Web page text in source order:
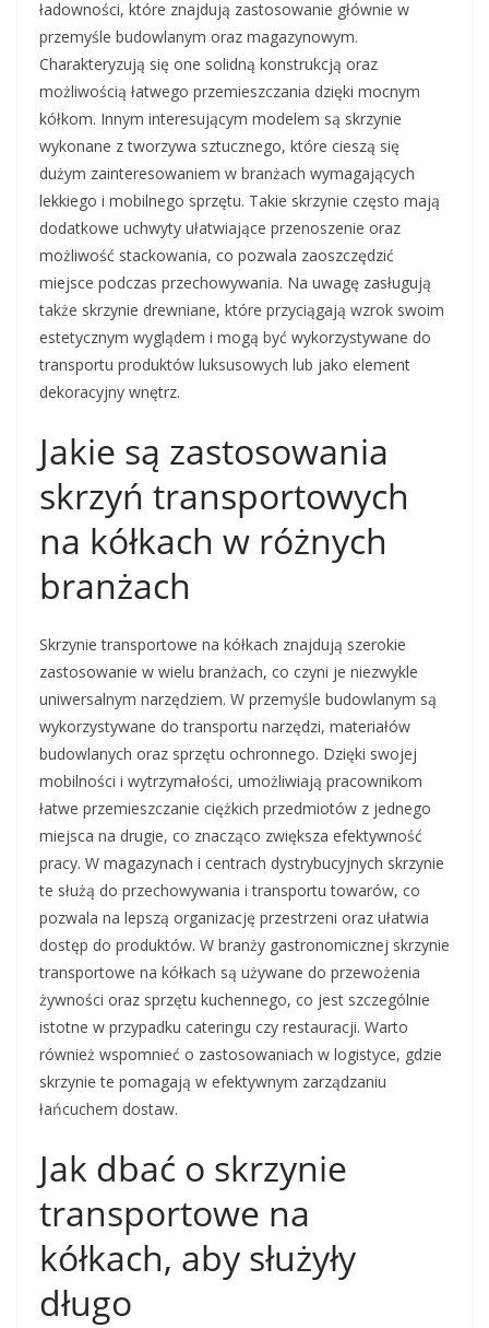
ładowności, które znajdują zastosowanie głównie w
przemyśle budowlanym oraz magazynowym.
Charakteryzują się one solidną konstrukcją oraz
możliwością łatwego przemieszczania dzięki mocnym
kółkom. Innym interesującym modelem są skrzynie
wykonane z tworzywa sztucznego, które cieszą się
dużym zainteresowaniem w branżach wymagających
lekkiego i mobilnego sprzętu. Takie skrzynie często mają
dodatkowe uchwyty ułatwiające przenoszenie oraz
możliwość stackowania, co pozwala zaoszczędzić
miejsce podczas przechowywania. Na uwagę zasługują
także skrzynie drewniane, które przyciągają wzrok swoim
estetycznym wyglądem i mogą być wykorzystywane do
transportu produktów luksusowych lub jako element
dekoracyjny wnętrz.
Jakie są zastosowania
skrzyń transportowych
na kółkach w różnych
branżach
Skrzynie transportowe na kółkach znajdują szerokie
zastosowanie w wielu branżach, co czyni je niezwykle
uniwersalnym narzędziem. W przemyśle budowlanym są
wykorzystywane do transportu narzędzi, materiałów
budowlanych oraz sprzętu ochronnego. Dzięki swojej
mobilności i wytrzymałości, umożliwiają pracownikom
łatwe przemieszczanie ciężkich przedmiotów z jednego
miejsca na drugie, co znacząco zwiększa efektywność
pracy. W magazynach i centrach dystrybucyjnych skrzynie
te służą do przechowywania i transportu towarów, co
pozwala na lepszą organizację przestrzeni oraz ułatwia
dostęp do produktów. W branży gastronomicznej skrzynie
transportowe na kółkach są używane do przewożenia
żywności oraz sprzętu kuchennego, co jest szczególnie
istotne w przypadku cateringu czy restauracji. Warto
również wspomnieć o zastosowaniach w logistyce, gdzie
skrzynie te pomagają w efektywnym zarządzaniu
łańcuchem dostaw.
Jak dbać o skrzynie
transportowe na
kółkach, aby służyły
długo